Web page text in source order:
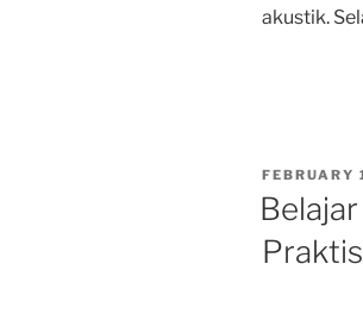
akustik.
POSTED
ON
FEBRUARY